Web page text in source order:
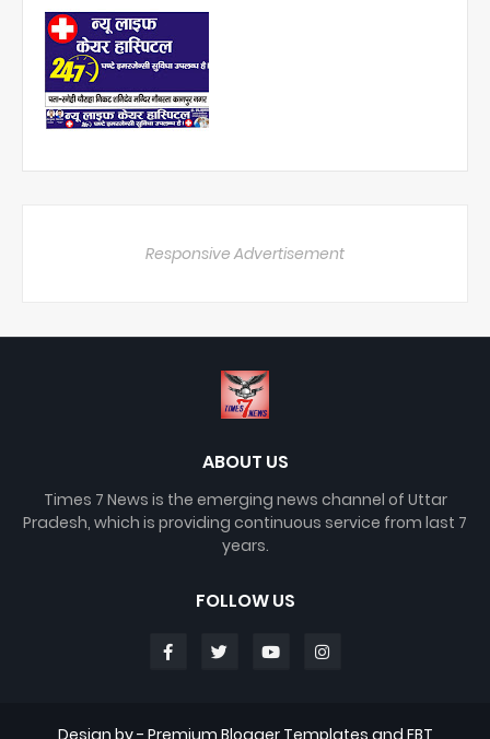
Responsive Advertisement
ABOUT US
Times 7 News is the emerging news channel of Uttar
Pradesh, which is providing continuous service from last 7
years.
FOLLOW US
Design by - Premium Blogger Templates and FBT